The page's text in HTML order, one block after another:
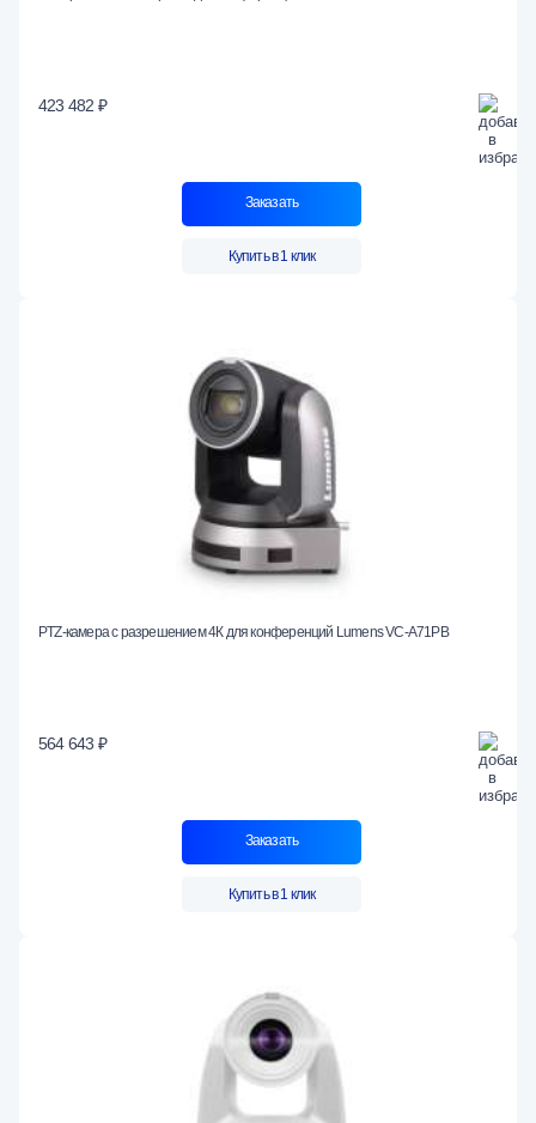
423 482 ₽
Заказать
Купить в 1 клик
PTZ-камера с разрешением 4К для конференций Lumens VC-A71PB
564 643 ₽
Заказать
Купить в 1 клик